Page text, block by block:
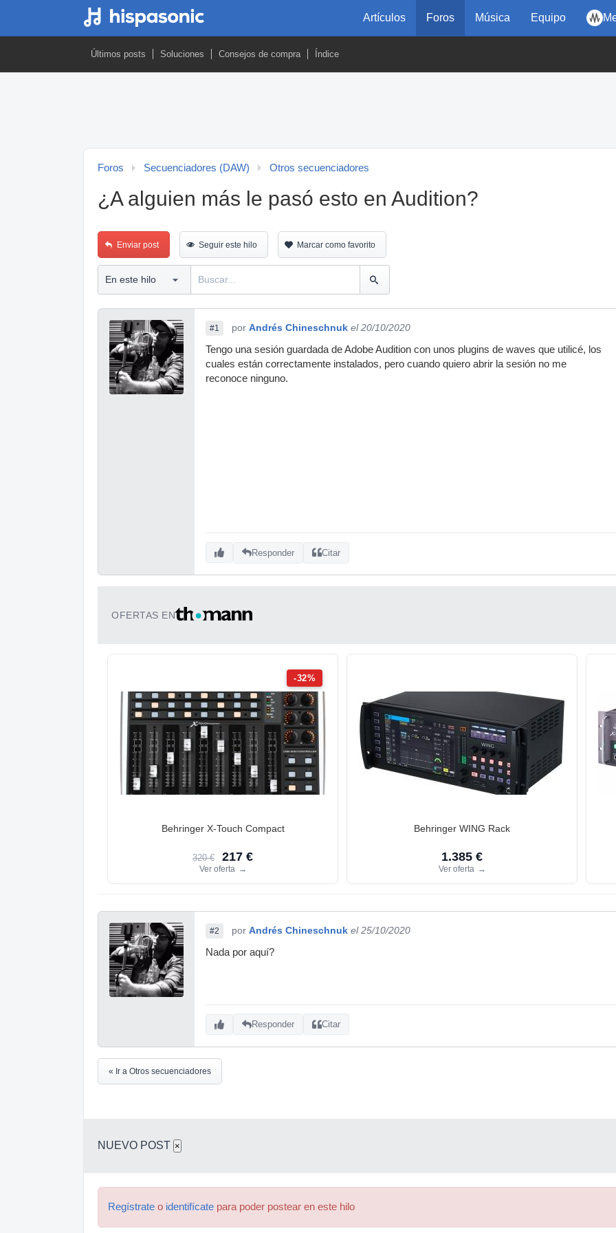
Artículos Foros Música Equipo
Últimos posts Soluciones Consejos de compra Índice
Foros Secuenciadores (DAW) Otros secuenciadores
¿A alguien más le pasó esto en Audition?
Enviar post Seguir este hilo Marcar como favorito
#1 por Andrés Chineschnuk el 20/10/2020
Tengo una sesión guardada de Adobe Audition con unos plugins de waves que utilicé, los
cuales están correctamente instalados, pero cuando quiero abrir la sesión no me
reconoce ninguno.
Responder Citar
OFERTAS EN
-32%
Behringer X-Touch Compact
320 € 217 €
Ver oferta →
Behringer WING Rack
1.385 €
Ver oferta →
#2 por Andrés Chineschnuk el 25/10/2020
Nada por aquí?
Responder Citar
« Ir a Otros secuenciadores
NUEVO POST ×
Regístrate o identifícate para poder postear en este hilo